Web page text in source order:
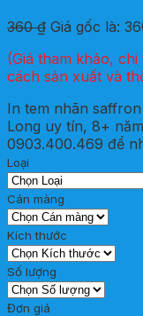
360₫ Giá gốc là:
(Giá tham khảo,
cách sản xuất và
In tem nhãn
Long uy tín, 8+
0903.400.469 để
Loại
Cán màng
Kích thước
Số lượng
Đơn giá